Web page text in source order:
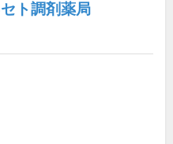
ト調剤薬局